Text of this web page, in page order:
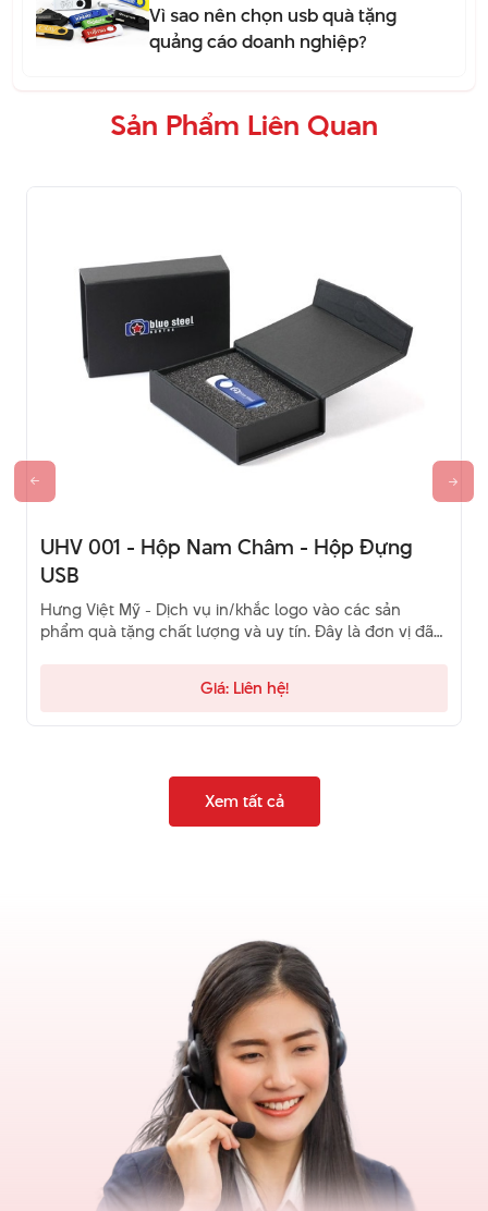
Vì sao nên chọn usb quà tặng
quảng cáo doanh nghiệp?
Sản Phẩm Liên Quan
UHV 001 - Hộp Nam Châm - Hộp Đựng
USB
Hưng Việt Mỹ - Dịch vụ in/khắc logo vào các sản
phẩm quà tặng chất lượng và uy tín. Đây là đơn vị đã
Giá: Liên hệ!
Xem tất cả